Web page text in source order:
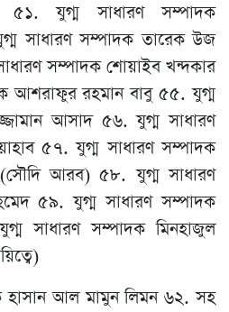
যুগ্ম সাধারণ সম্পাদক
সাধারণ সম্পাদক তারেক উজ
সম্পাদক শোয়াইব খন্দকার
আশরাফুর রহমান বাবু ৫৫. যুগ্ম
আসাদ ৫৬. যুগ্ম সাধারণ
৫৭. যুগ্ম সাধারণ সম্পাদক
আরব) ৫৮. যুগ্ম সাধারণ
৫৯. যুগ্ম সাধারণ সম্পাদক
সাধারণ সম্পাদক মিনহাজুল
হাসান আল মামুন লিমন ৬২. সহ